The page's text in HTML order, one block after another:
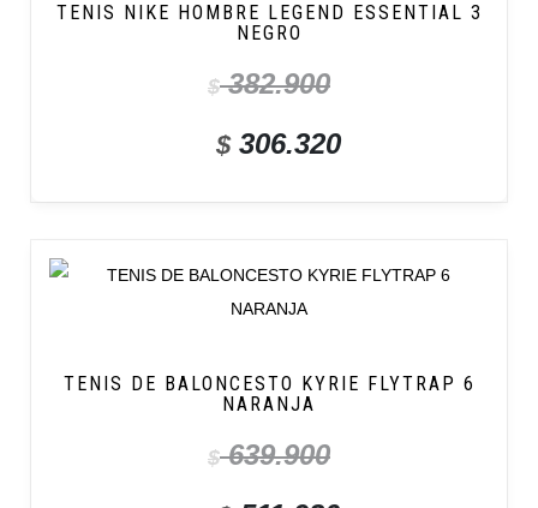
TENIS NIKE HOMBRE LEGEND ESSENTIAL 3
NEGRO
$382.900
$306.320
TENIS DE BALONCESTO KYRIE FLYTRAP 6
NARANJA
$639.900